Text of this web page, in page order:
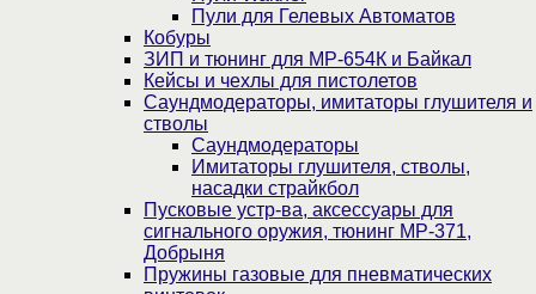
Пули для Гелевых Автоматов
Кобуры
ЗИП и тюнинг для МР-654К и Байкал
Кейсы и чехлы для пистолетов
Саундмодераторы, имитаторы глушителя и
стволы
Саундмодераторы
Имитаторы глушителя, стволы,
насадки страйкбол
Пусковые устр-ва, аксессуары для
сигнального оружия, тюнинг МР-371,
Добрыня
Пружины газовые для пневматических